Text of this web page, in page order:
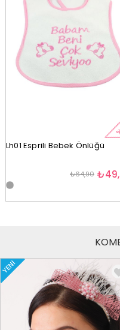
Lh01 Esprili Bebek Önlüğü
₺64,90
YENI